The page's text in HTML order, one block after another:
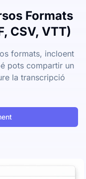
Formats
CSV, VTT)
formats, incloent
pots compartir un
la transcripció